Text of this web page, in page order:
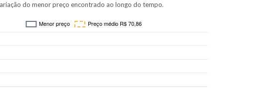
do menor preço encontrado ao longo do tempo.